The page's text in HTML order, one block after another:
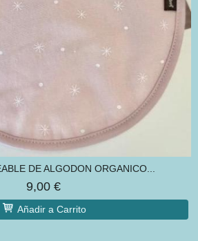
DE ALGODON ORGANICO...
9,00 €
Añadir a Carrito